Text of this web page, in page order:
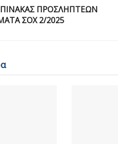
ΠΙΝΑΚΑΣ ΠΡΟΣΛΗΠΤΕΩΝ
ΣΟΧ 2/2025